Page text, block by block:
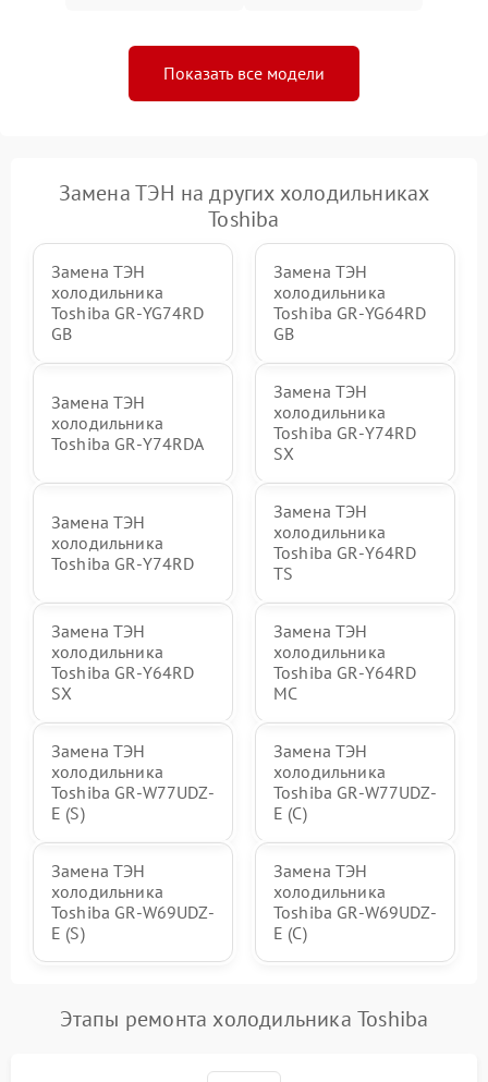
Показать все модели
Замена ТЭН на других холодильниках
Toshiba
Замена ТЭН
холодильника
Toshiba GR-YG74RD
GB
Замена ТЭН
холодильника
Toshiba GR-YG64RD
GB
Замена ТЭН
холодильника
Toshiba GR-Y74RDA
Замена ТЭН
холодильника
Toshiba GR-Y74RD
SX
Замена ТЭН
холодильника
Toshiba GR-Y74RD
Замена ТЭН
холодильника
Toshiba GR-Y64RD
TS
Замена ТЭН
холодильника
Toshiba GR-Y64RD
SX
Замена ТЭН
холодильника
Toshiba GR-Y64RD
MC
Замена ТЭН
холодильника
Toshiba GR-W77UDZ-
E (S)
Замена ТЭН
холодильника
Toshiba GR-W77UDZ-
E (C)
Замена ТЭН
холодильника
Toshiba GR-W69UDZ-
E (S)
Замена ТЭН
холодильника
Toshiba GR-W69UDZ-
E (C)
Этапы ремонта холодильника Toshiba